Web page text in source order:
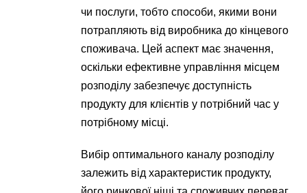
чи послуги, тобто способи, якими вони
потрапляють від виробника до кінцевого
споживача. Цей аспект має значення,
оскільки ефективне управління місцем
розподілу забезпечує доступність
продукту для клієнтів у потрібний час у
потрібному місці.
Вибір оптимального каналу розподілу
залежить від характеристик продукту,